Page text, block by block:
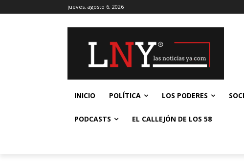
jueves, agosto 6, 2026
INICIO POLÍTICA LOS PODERES
PODCASTS EL CALLEJÓN DE LOS 58